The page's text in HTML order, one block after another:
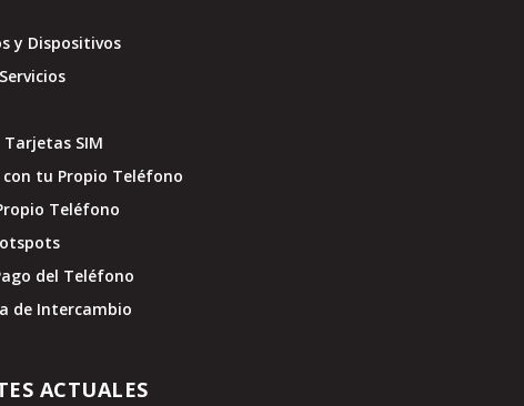
y Dispositivos
SIM
tu Propio Teléfono
Teléfono
del Teléfono
de Intercambio
ACTUALES